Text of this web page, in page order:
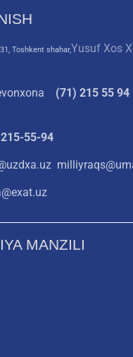
Toshkent shahar,Yusuf Xos
(71) 215 55 94
55-94
MANZILI